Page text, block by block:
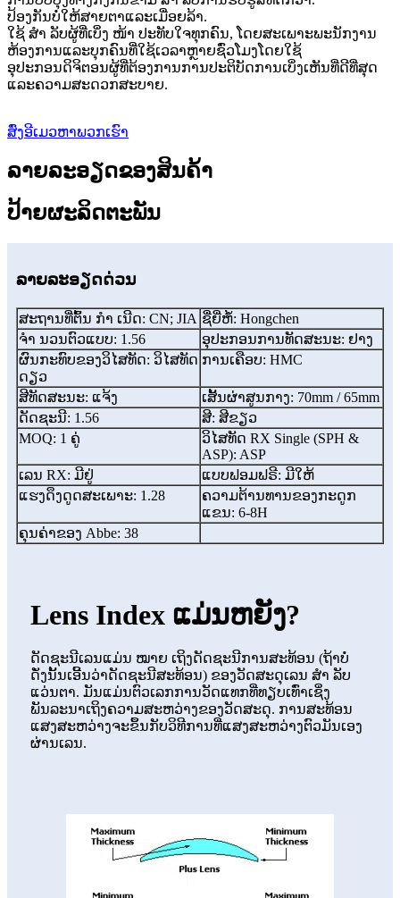
ປ້ອງກັນບໍ່ໃຫ້ສາຍຕາແລະເມື່ອຍລ້າ.
ໃຊ້ ສຳ ລັບຜູ້ທີ່ເບິ່ງ ໜ້າ ປະທັບໃຈທຸກຄົນ, ໂດຍສະເພາະພະນັກງານ
ຫ້ອງການແລະບຸກຄົນທີ່ໃຊ້ເວລາຫຼາຍຊົ່ວໂມງໂດຍໃຊ້
ອຸປະກອນດິຈິຕອນຜູ້ທີ່ຕ້ອງການການປະຕິບັດການເບິ່ງເຫັນທີ່ດີທີ່ສຸດ
ແລະຄວາມສະດວກສະບາຍ.
ສົ່ງອີເມວຫາພວກເຮົາ
ລາຍລະອຽດຂອງສິນຄ້າ
ປ້າຍຜະລິດຕະພັນ
ລາຍລະອຽດດ່ວນ
ສະຖານທີ່ຕົ້ນ ກຳ ເນີດ: CN; JIA ຊື່ຍີ່ຫໍ້: Hongchen
ຈຳ ນວນຕົວແບບ: 1.56
ອຸປະກອນການທັດສະນະ: ຢາງ
ຜົນກະທົບຂອງວິໄສທັດ: ວິໄສທັດ
ດຽວ
ການເຄືອບ: HMC
ສີທັດສະນະ: ແຈ້ງ
ເສັ້ນຜ່າສູນກາງ: 70mm / 65mm
ດັດຊະນີ: 1.56
ສີ: ສີຂຽວ
MOQ: 1 ຄູ່
ວິໄສທັດ RX Single (SPH &
ASP): ASP
ເລນ RX: ມີຢູ່
ແບບຟອມຟຣີ: ມີໃຫ້
ແຮງດຶງດູດສະເພາະ: 1.28
ຄວາມຕ້ານທານຂອງກະດູກ
ແຂນ: 6-8H
ຄຸນຄ່າຂອງ Abbe: 38
Lens Index ແມ່ນຫຍັງ?
ດັດຊະນີເລນແມ່ນ ໝາຍ ເຖິງດັດຊະນີການສະທ້ອນ (ຖ້າບໍ່
ດັ່ງນັ້ນເອີ້ນວ່າດັດຊະນີສະທ້ອນ) ຂອງວັດສະດຸເລນ ສຳ ລັບ
ແວ່ນຕາ. ມັນແມ່ນຕົວເລກການວັດແທກທີ່ທຽບເທົ່າເຊິ່ງ
ພັນລະນາເຖິງຄວາມສະຫວ່າງຂອງວັດສະດຸ. ການສະທ້ອນ
ແສງສະຫວ່າງຈະຂຶ້ນກັບວິທີການທີ່ແສງສະຫວ່າງຕົວມັນເອງ
ຜ່ານເລນ.